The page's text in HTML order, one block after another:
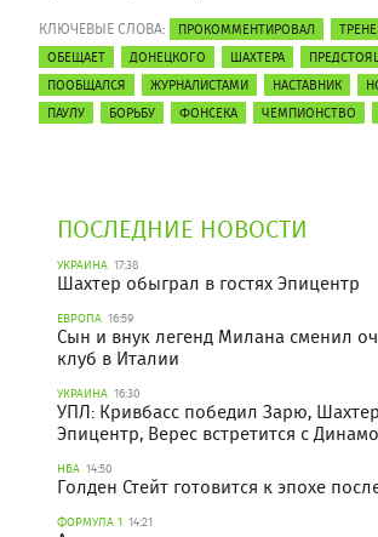
КЛЮЧЕВЫЕ СЛОВА: ПРОКОММЕНТИРОВАЛ
ОБЕЩАЕТ
ДОНЕЦКОГО ШАХТЕРА
ПООБЩАЛСЯ
ЖУРНАЛИСТАМИ НАСТАВНИК
ПАУЛУ
БОРЬБУ ФОНСЕКА ЧЕМПИОНСТВО
ПОСЛЕДНИЕ НОВОСТИ
УКРАИНА 17:38
Шахтер обыграл в гостях Эпицентр
ЕВРОПА 16:59
Сын и внук легенд Милана сменил
клуб в Италии
УКРАИНА 16:30
УПЛ: Кривбасс победил Зарю,
Эпицентр, Верес встретится с Динамо
НБА 14:50
Голден Стейт готовится к эпохе
ФОРМУЛА 1 14:21